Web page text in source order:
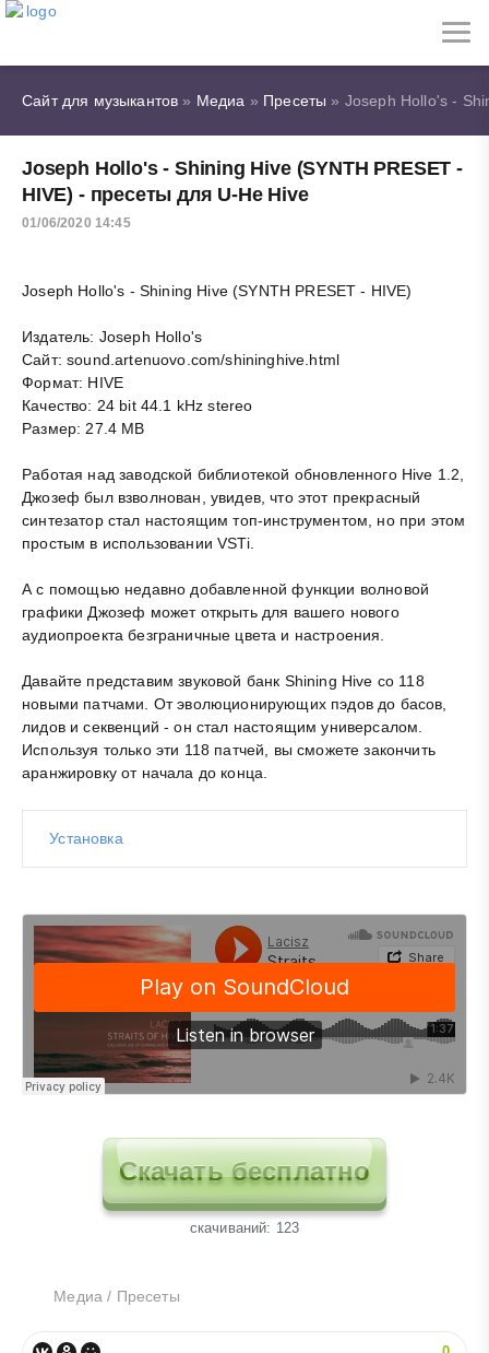
Сайт для музыкантов » Медиа » Пресеты » Joseph Hollo's -
Joseph Hollo's - Shining Hive (SYNTH PRESET -
HIVE) - пресеты для U-He Hive
01/06/2020 14:45
Joseph Hollo's - Shining Hive (SYNTH PRESET - HIVE)
Издатель: Joseph Hollo's
Сайт: sound.artenuovo.com/shininghive.html
Формат: HIVE
Качество: 24 bit 44.1 kHz stereo
Размер: 27.4 MB
Работая над заводской библиотекой обновленного Hive 1.2,
Джозеф был взволнован, увидев, что этот прекрасный
синтезатор стал настоящим топ-инструментом, но при этом
простым в использовании VSTi.
А с помощью недавно добавленной функции волновой
графики Джозеф может открыть для вашего нового
аудиопроекта безграничные цвета и настроения.
Давайте представим звуковой банк Shining Hive со 118
новыми патчами. От эволюционирующих пэдов до басов,
лидов и секвенций - он стал настоящим универсалом.
Используя только эти 118 патчей, вы сможете закончить
аранжировку от начала до конца.
Установка
Скачать бесплатно
cкачиваний: 123
Медиа / Пресеты